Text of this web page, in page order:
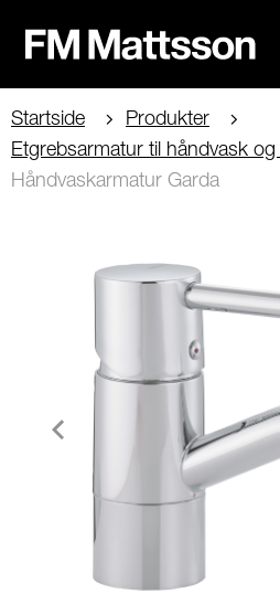
Startside
Produkter
Etgrebsarmatur til håndvask og
Håndvaskarmatur Garda